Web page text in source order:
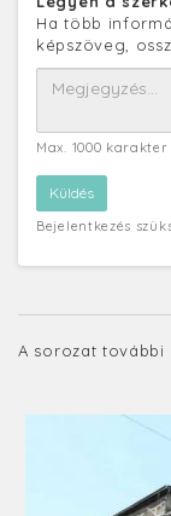
Ha több
képszöveg,
Max. 1000 karakter
Bejelentkezés
A sorozat további